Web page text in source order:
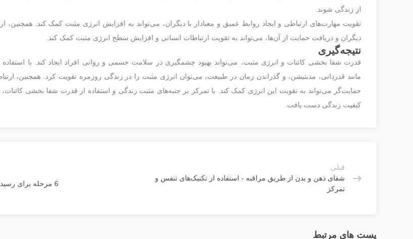
از زندگی شوند.
تقویت مهارت‌های ارتباطی و ایجاد روابط عمیق و معنادار با دیگران، می‌تواند به افزایش انرژی مثبت کمک کند. همچنین،
دیگران و دریافت حمایت از آن‌ها، می‌تواند به تقویت ارتباطات انسانی و افزایش سطح انرژی مثبت کمک کند.
نتیجه‌گیری
قدرت شفا بخشی کائنات و انرژی مثبت، می‌تواند بهبود چشمگیری در سلامت جسمی و روانی افراد ایجاد کند. با استفاده
مانند قدردانی، مدیتیشن، و گذراندن زمان در طبیعت، می‌توان انرژی مثبت را در زندگی روزمره تقویت کرد. همچنین،
حمایت‌گر می‌تواند به تقویت این انرژی کمک کند. با تمرکز بر جنبه‌های مثبت زندگی و استفاده از قدرت شفا بخشی کائنات،
کیفیت زندگی دست یافت.
قبلی
شفای ذهن و بدن از طریق مراقبه - استفاده از تکنیک‌های تنفس و
تمرکز
6 مرحله برای رسیدن به خواسته ها
پست های مرتبط